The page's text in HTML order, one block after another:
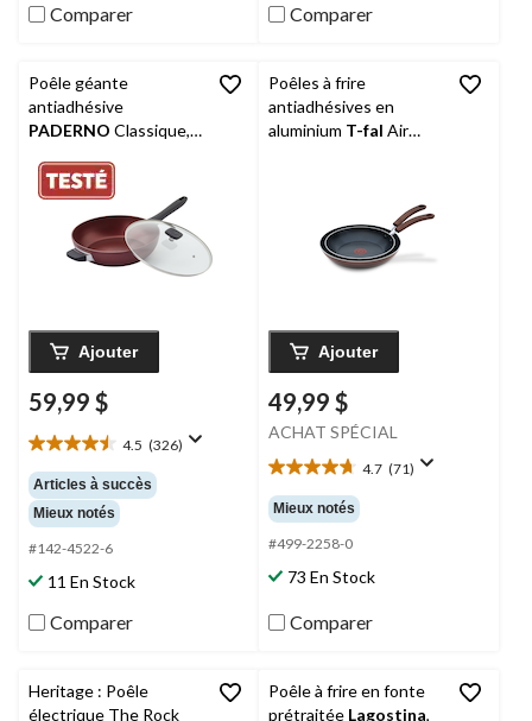
Comparer Comparer
Poêle géante
antiadhésive
PADERNO Classique,
pintes
Ajouter
59,99 $
4.5 (326)
4.5
étoile(s)
sur
5.
326
Articles à succès
Mieux notés
#142-4522-6
11 En Stock
Comparer
Poêles à frire
antiadhésives en
aluminium T-fal Air
bourgogne, paq. 2, 11
po et 9,4 po
Ajouter
49,99 $
ACHAT SPÉCIAL
4.7 (71)
4.7
étoile(s)
sur
5.
71
évaluations
Mieux notés
#499-2258-0
73 En Stock
Comparer
Heritage : Poêle
électrique The Rock
Poêle à frire en fonte
prétraitée Lagostina,